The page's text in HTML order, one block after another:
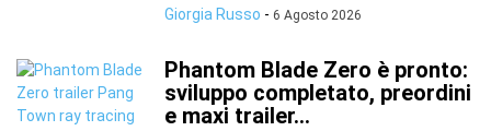
Giorgia Russo - 6 Agosto 2026
Phantom Blade Zero è pronto:
sviluppo completato, preordini
e maxi trailer...